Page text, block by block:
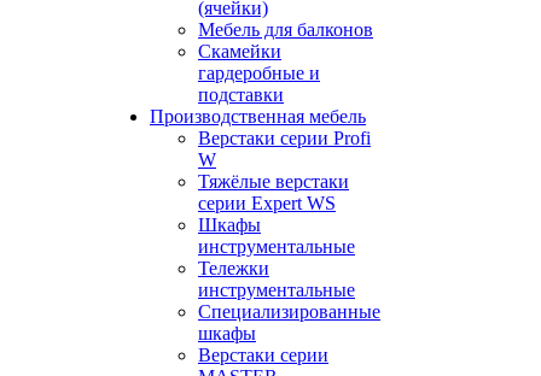
(ячейки)
Мебель для балконов
Скамейки
гардеробные и
подставки
Производственная мебель
Верстаки серии Profi
W
Тяжёлые верстаки
серии Expert WS
Шкафы
инструментальные
Тележки
инструментальные
Cпециализированные
шкафы
Верстаки серии